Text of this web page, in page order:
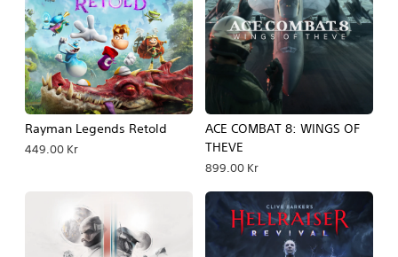
Rayman Legends Retold
449.00 Kr
ACE COMBAT 8: WINGS OF
THEVE
899.00 Kr